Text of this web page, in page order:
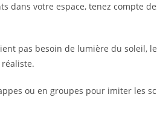
dans votre espace, tenez compte
pas besoin de lumière du soleil,
ou en groupes pour imiter les